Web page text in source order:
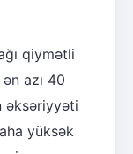
qiymətli
azı 40
əksəriyyəti
yüksək